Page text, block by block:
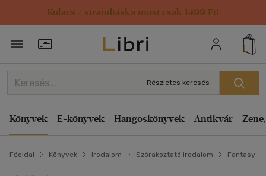
Kulacs / strandtáska most csak 1499 Ft!
Törzsvásárlói Kártya adatai
Részletes keresés
Könyvek E-könyvek Hangoskönyvek Antikvár
Főoldal Könyvek Irodalom Szórakoztató irodalom Fantasy